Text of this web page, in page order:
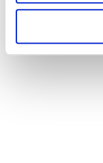
gerçekleştirilen
detaylı bilgi